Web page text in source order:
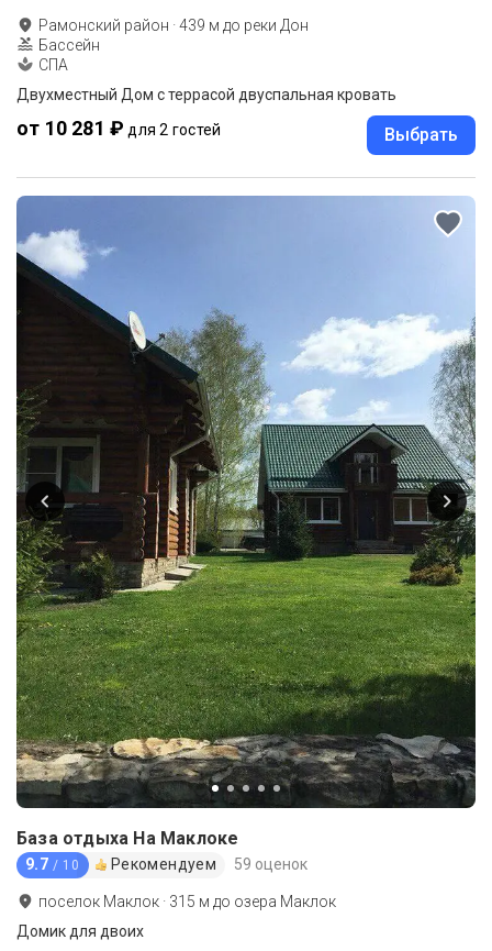
Рамонский район ·439 м до реки Дон
Бассейн
СПА
Двухместный Дом с террасой двуспальная кровать
от 10 281 ₽ для 2 гостей Выбрать
База отдыха На Маклоке
9.7 / 10 Рекомендуем 59 оценок
поселок Маклок · 315 м до озера Маклок
Домик для двоих